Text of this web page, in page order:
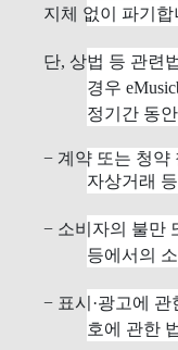
지체 없이 파기합
단, 상법 등 관련
경우
정기간 동
− 계약 또는 청약
자상거래
− 소비자의 불만
등에서의
− 표시·광고에
호에 관한